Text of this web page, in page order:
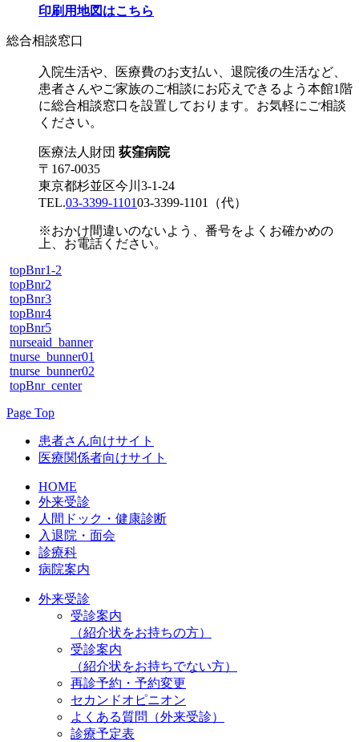
印刷用地図はこちら
総合相談窓口
入院生活や、医療費のお支払い、退院後の生活など、
患者さんやご家族のご相談にお応えできるよう本館1階
に総合相談窓口を設置しております。お気軽にご相談
ください。
医療法人財団 荻窪病院
〒167-0035
東京都杉並区今川3-1-24
TEL.03-3399-110103-3399-1101 （代）
※おかけ間違いのないよう、番号をよくお確かめの
上、お電話ください。
topBnr1-2
topBnr2
topBnr3
topBnr4
topBnr5
nurseaid_banner
tnurse_bunner01
tnurse_bunner02
topBnr_center
Page Top
患者さん向けサイト
医療関係者向けサイト
HOME
外来受診
人間ドック・健康診断
入退院・面会
診療科
病院案内
外来受診
受診案内
（紹介状をお持ちの方）
受診案内
（紹介状をお持ちでない方）
再診予約・予約変更
セカンドオピニオン
よくある質問（外来受診）
診療予定表